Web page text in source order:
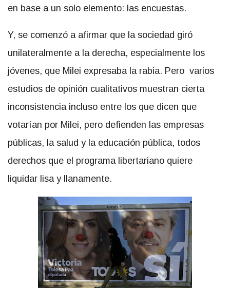
en base a un solo elemento: las encuestas.
Y, se comenzó a afirmar que la sociedad giró
unilateralmente a la derecha, especialmente los
jóvenes, que Milei expresaba la rabia. Pero varios
estudios de opinión cualitativos muestran cierta
inconsistencia incluso entre los que dicen que
votarían por Milei, pero defienden las empresas
públicas, la salud y la educación pública, todos
derechos que el programa libertariano quiere
liquidar lisa y llanamente.